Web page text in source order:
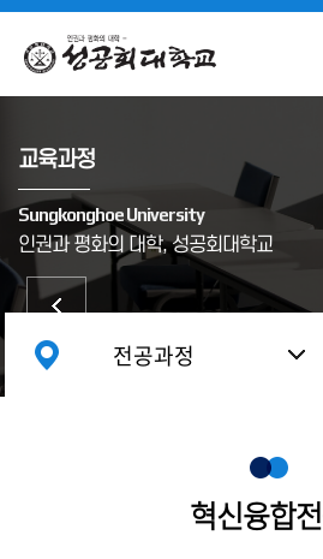
교육과정
Sungkonghoe University
인권과 평화의 대학, 성공회대학교
전공과정
혁신융합